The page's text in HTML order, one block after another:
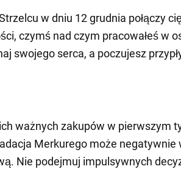
w dniu 12 grudnia połączy
czymś nad czym pracowałeś w
swojego serca, a poczujesz
ważnych zakupów w pierwszym
Merkurego może negatywnie
Nie podejmuj impulsywnych